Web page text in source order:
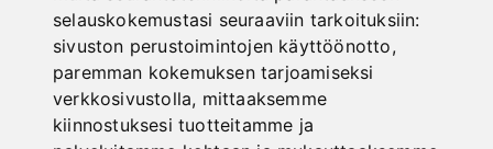
selauskokemustasi seuraaviin tarkoituksiin:
sivuston perustoimintojen käyttöönotto,
paremman kokemuksen tarjoamiseksi
verkkosivustolla, mittaaksemme
kiinnostuksesi tuotteitamme ja